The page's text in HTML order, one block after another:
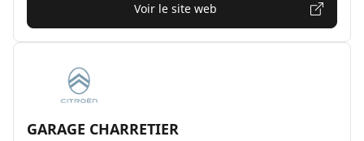
Voir le site web
GARAGE CHARRETIER